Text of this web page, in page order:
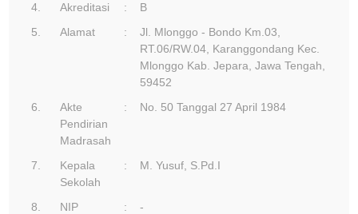
4. Akreditasi :
B
5.
Alamat :
Jl. Mlonggo - Bondo Km.03,
RT.06/RW.04, Karanggondang Kec.
Mlonggo Kab. Jepara, Jawa Tengah,
59452
6.
Akte
Pendirian
Madrasah
: No. 50 Tanggal 27 April 1984
7.
Kepala
Sekolah
: M. Yusuf, S.Pd.I
8. NIP :
-